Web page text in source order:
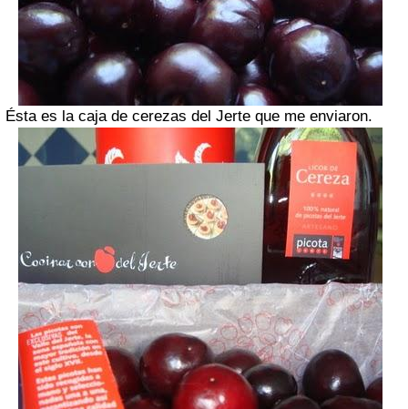
Ésta es la caja de cerezas del Jerte que me enviaron.